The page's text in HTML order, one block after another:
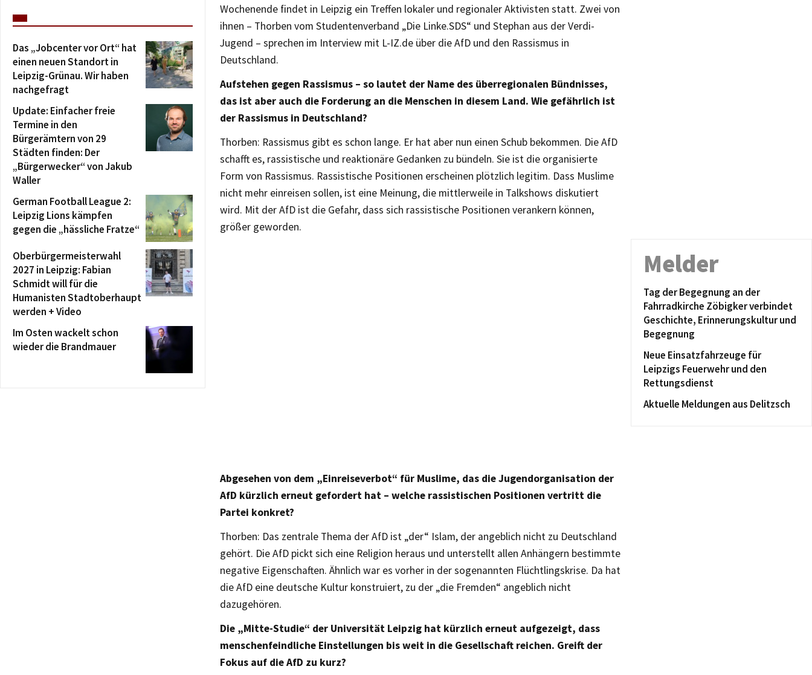
Wochenende findet in Leipzig ein Treffen lokaler und regionaler Aktivisten statt. Zwei von
ihnen – Thorben vom Studentenverband „Die Linke.SDS“ und Stephan aus der Verdi-
Jugend – sprechen im Interview mit L-IZ.de über die AfD und den Rassismus in
Deutschland.
Aufstehen gegen Rassismus – so lautet der Name des überregionalen Bündnisses,
das ist aber auch die Forderung an die Menschen in diesem Land. Wie gefährlich ist
der Rassismus in Deutschland?
Thorben: Rassismus gibt es schon lange. Er hat aber nun einen Schub bekommen. Die AfD
schafft es, rassistische und reaktionäre Gedanken zu bündeln. Sie ist die organisierte
Form von Rassismus. Rassistische Positionen erscheinen plötzlich legitim. Dass Muslime
nicht mehr einreisen sollen, ist eine Meinung, die mittlerweile in Talkshows diskutiert
wird. Mit der AfD ist die Gefahr, dass sich rassistische Positionen verankern können,
größer geworden.
Abgesehen von dem „Einreiseverbot“ für Muslime, das die Jugendorganisation der
AfD kürzlich erneut gefordert hat – welche rassistischen Positionen vertritt die
Partei konkret?
Thorben: Das zentrale Thema der AfD ist „der“ Islam, der angeblich nicht zu Deutschland
gehört. Die AfD pickt sich eine Religion heraus und unterstellt allen Anhängern bestimmte
negative Eigenschaften. Ähnlich war es vorher in der sogenannten Flüchtlingskrise. Da hat
die AfD eine deutsche Kultur konstruiert, zu der „die Fremden“ angeblich nicht
dazugehören.
Die „Mitte-Studie“ der Universität Leipzig hat kürzlich erneut aufgezeigt, dass
menschenfeindliche Einstellungen bis weit in die Gesellschaft reichen. Greift der
Fokus auf die AfD zu kurz?
Das „Jobcenter vor Ort“ hat
einen neuen Standort in
Leipzig-Grünau. Wir haben
nachgefragt
Update: Einfacher freie
Termine in den
Bürgerämtern von 29
Städten finden: Der
„Bürgerwecker“ von Jakub
Waller
German Football League 2:
Leipzig Lions kämpfen
gegen die „hässliche Fratze“
Oberbürgermeisterwahl
2027 in Leipzig: Fabian
Schmidt will für die
Humanisten Stadtoberhaupt
werden + Video
Im Osten wackelt schon
wieder die Brandmauer
Melder
Tag der Begegnung an der
Fahrradkirche Zöbigker verbindet
Geschichte, Erinnerungskultur und
Begegnung
Neue Einsatzfahrzeuge für
Leipzigs Feuerwehr und den
Rettungsdienst
Aktuelle Meldungen aus Delitzsch